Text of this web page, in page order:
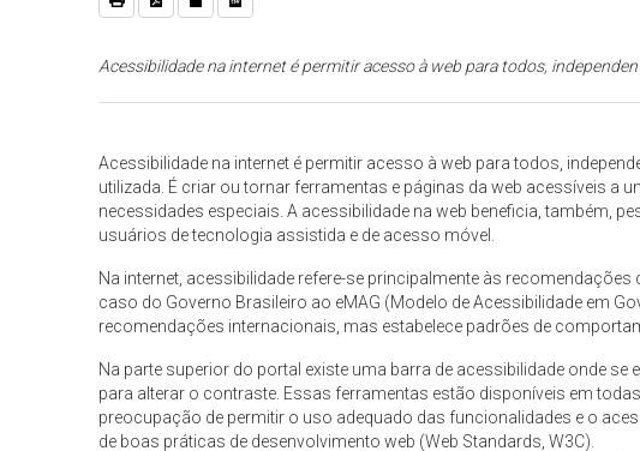
Acessibilidade na internet é permitir acesso à web para todos,
Acessibilidade na internet é permitir acesso à web para todos,
utilizada. É criar ou tornar ferramentas e páginas da web acessíveis a
necessidades especiais. A acessibilidade na web beneficia, também,
usuários de tecnologia assistida e de acesso móvel.
Na internet, acessibilidade refere-se principalmente às
caso do Governo Brasileiro ao eMAG (Modelo de Acessibilidade em
recomendações internacionais, mas estabelece padrões de
Na parte superior do portal existe uma barra de acessibilidade onde
para alterar o contraste. Essas ferramentas estão disponíveis em
preocupação de permitir o uso adequado das funcionalidades e o
de boas práticas de desenvolvimento web (Web Standards, W3C).